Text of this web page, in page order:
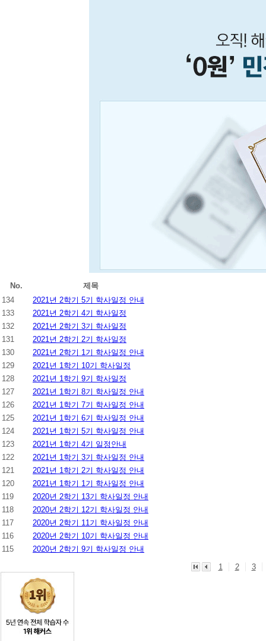
No.
제목
134
2021년 2학기 5기 학사일정 안내
133
2021년 2학기 4기 학사일정
132
2021년 2학기 3기 학사일정
131
2021년 2학기 2기 학사일정
130
2021년 2학기 1기 학사일정 안내
129
2021년 1학기 10기 학사일정
128
2021년 1학기 9기 학사일정
127
2021년 1학기 8기 학사일정 안내
126
2021년 1학기 7기 학사일정 안내
125
2021년 1학기 6기 학사일정 안내
124
2021년 1학기 5기 학사일정 안내
123
2021년 1학기 4기 일정안내
122
2021년 1학기 3기 학사일정 안내
121
2021년 1학기 2기 학사일정 안내
120
2021년 1학기 1기 학사일정 안내
119
2020년 2학기 13기 학사일정 안내
118
2020년 2학기 12기 학사일정 안내
117
2020년 2학기 11기 학사일정 안내
116
2020년 2학기 10기 학사일정 안내
115
2020년 2학기 9기 학사일정 안내
1
2 3